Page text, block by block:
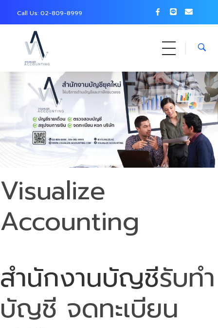
Call Us: 02-809-8999
Visualize
Accounting
สำนักงานบัญชีรับทำ
บัญชี จดทะเบียน